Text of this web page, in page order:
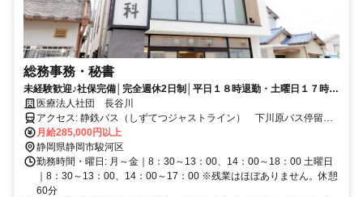
総務事務・秘書
未経験歓迎♪社保完備│完全週休2日制│平日１８時退勤・土曜日１７時退
勤で残業すくなめ│住宅手当・引越補助あり│歯科医院での受付スタッフ
を募集♪
医療法人社団 長谷川
アクセス: 静鉄バス（しずてつジャストライン） 下川原バス停留所
下車 徒歩3分
月給285,000円以上
静岡県静岡市駿河区
勤務時間・曜日: 月～金｜8：30～13：00、14：00～18：00 土曜日
｜8：30～13：00、14：00～17：00 ※残業はほぼありません。休憩
60分